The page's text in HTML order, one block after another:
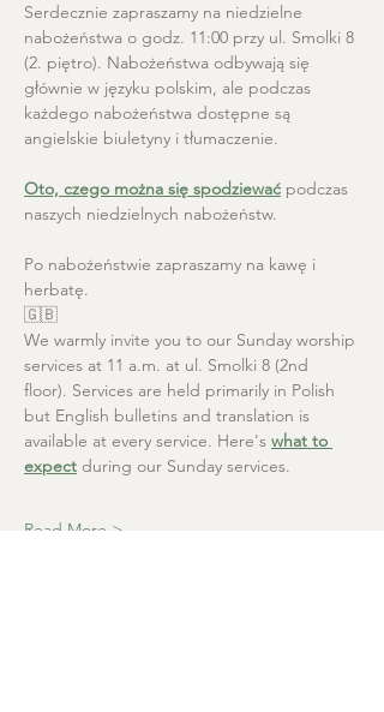
Serdecznie zapraszamy na niedzielne
nabożeństwa o godz. 11:00 przy ul. Smolki 8
(2. piętro). Nabożeństwa odbywają się
głównie w języku polskim, ale podczas
każdego nabożeństwa dostępne są
angielskie biuletyny i tłumaczenie.
Oto, czego można się spodziewać podczas
naszych niedzielnych nabożeństw.
Po nabożeństwie zapraszamy na kawę i
herbatę.
🇬🇧
We warmly invite you to our Sunday worship
services at 11 a.m. at ul. Smolki 8 (2nd
floor). Services are held primarily in Polish
but English bulletins and translation is
available at every service. Here's what to
expect during our Sunday services.
Read More >